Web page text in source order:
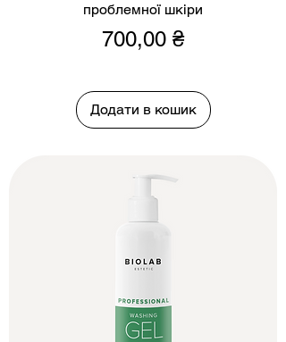
проблемної шкіри
Ціна
700,00 ₴
Додати в кошик